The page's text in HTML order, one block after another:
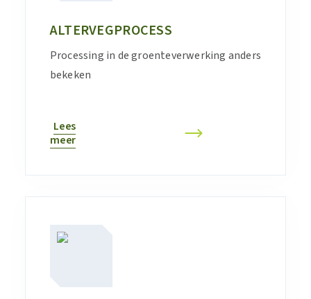
ALTERVEGPROCESS
Processing in de groenteverwerking anders
bekeken
Lees
meer